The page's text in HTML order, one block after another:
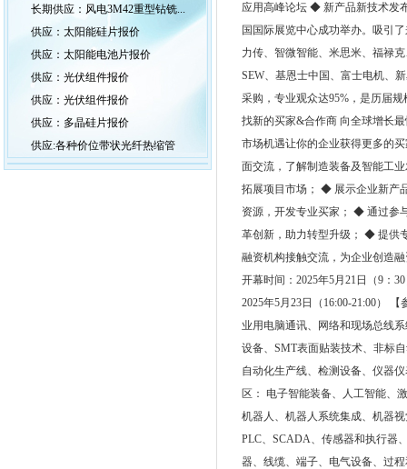
长期供应：风电3M42重型钻铣...
供应：太阳能硅片报价
供应：太阳能电池片报价
供应：光伏组件报价
供应：光伏组件报价
供应：多晶硅片报价
供应:各种价位带状光纤热缩管
应用高峰论坛 ◆ 新产品新技术发
国国际展览中心成功举办。吸引
力传、智微智能、米思米、福禄
SEW、基恩士中国、富士电机、
采购，专业观众达95%，是历届
找新的买家&合作商 向全球增长
市场机遇让你的企业获得更多的
⾯交流，了解制造装备及智能工
拓展项⽬市场； ◆ 展示企业新产
资源，开发专业买家； ◆ 通过参
⾰创新，助⼒转型升级； ◆ 提供
融资机构接触交流，为企业创造
开幕时间：2025年5月21日（9：
2025年5月23日（16:00-21:00）
业用电脑通讯、网络和现场总线
设备、SMT表面贴装技术、非标
自动化生产线、检测设备、仪器
区： 电子智能装备、人工智能、
机器人、机器人系统集成、机器
PLC、SCADA、传感器和执行器
器、线缆、端子、电气设备、过